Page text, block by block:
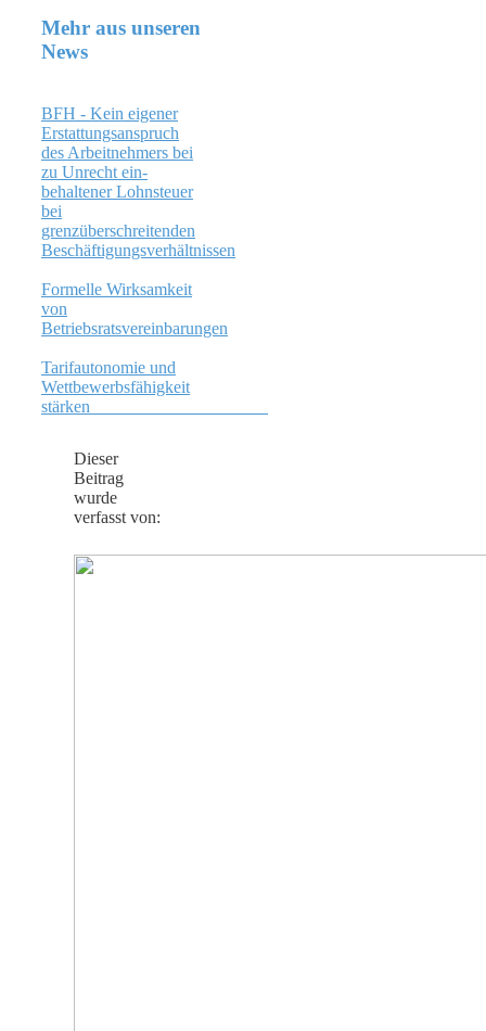
Mehr aus unseren
News
BFH - Kein eigener
Erstattungsanspruch
des Arbeitnehmers bei
zu Unrecht ein­
behaltener Lohnsteuer
bei
grenzüberschreitenden
Beschäftigungsverhältnissen
Formelle Wirksamkeit
von
Betriebsratsvereinbarungen
Tarifautonomie und
Wettbewerbsfähigkeit
stärken
Dieser
Beitrag
wurde
verfasst von: